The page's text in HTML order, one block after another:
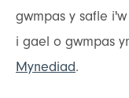
gwmpas y safle
i gael o gwmpas
Mynediad.